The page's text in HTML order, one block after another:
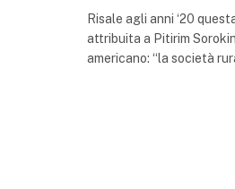
Risale agli anni ‘20
attribuita a Pitirim
americano: “la società